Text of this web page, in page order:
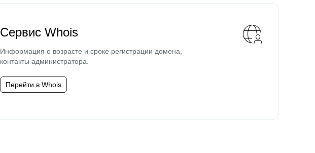
Сервис Whois
Информация о возрасте и сроке регистрации домена,
контакты администратора.
Перейти в Whois